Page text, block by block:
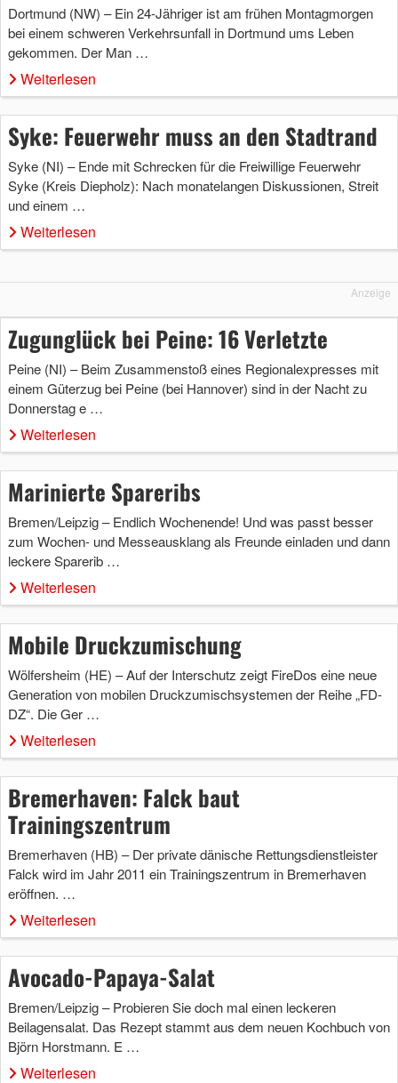
Dortmund (NW) – Ein 24-Jähriger ist am frühen Montagmorgen
bei einem schweren Verkehrsunfall in Dortmund ums Leben
gekommen. Der Man …
Weiterlesen
Syke: Feuerwehr muss an den Stadtrand
Syke (NI) – Ende mit Schrecken für die Freiwillige Feuerwehr
Syke (Kreis Diepholz): Nach monatelangen Diskussionen, Streit
und einem …
Weiterlesen
Anzeige
Zugunglück bei Peine: 16 Verletzte
Peine (NI) – Beim Zusammenstoß eines Regionalexpresses mit
einem Güterzug bei Peine (bei Hannover) sind in der Nacht zu
Donnerstag e …
Weiterlesen
Marinierte Spareribs
Bremen/Leipzig – Endlich Wochenende! Und was passt besser
zum Wochen- und Messeausklang als Freunde einladen und dann
leckere Sparerib …
Weiterlesen
Mobile Druckzumischung
Wölfersheim (HE) – Auf der Interschutz zeigt FireDos eine neue
Generation von mobilen Druckzumischsystemen der Reihe „FD-
DZ“. Die Ger …
Weiterlesen
Bremerhaven: Falck baut
Trainingszentrum
Bremerhaven (HB) – Der private dänische Rettungsdienstleister
Falck wird im Jahr 2011 ein Trainingszentrum in Bremerhaven
eröffnen. …
Weiterlesen
Avocado-Papaya-Salat
Bremen/Leipzig – Probieren Sie doch mal einen leckeren
Beilagensalat. Das Rezept stammt aus dem neuen Kochbuch von
Björn Horstmann. E …
Weiterlesen